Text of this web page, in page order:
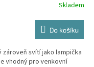
Skladem
Do košíku
svítí jako lampička
vhodný pro venkovní